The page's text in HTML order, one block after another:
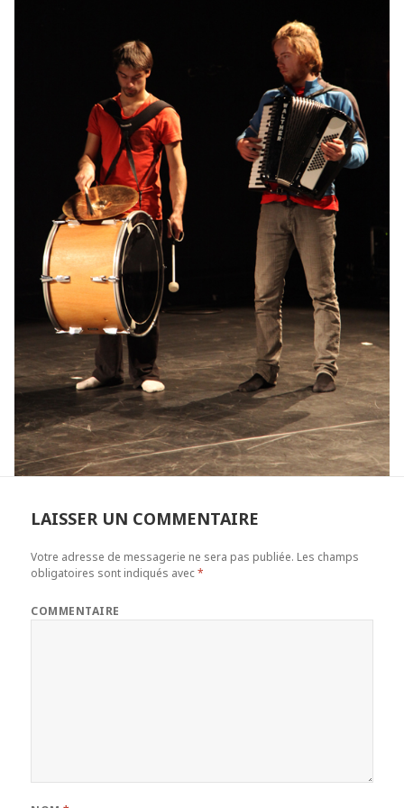
LAISSER UN COMMENTAIRE
Votre adresse de messagerie ne sera pas publiée. Les champs
obligatoires sont indiqués avec*
COMMENTAIRE